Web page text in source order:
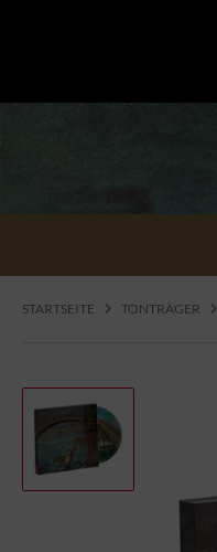
STARTSEITE TONTRÄGER